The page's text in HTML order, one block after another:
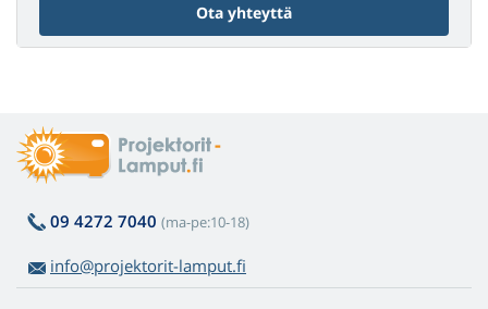
Ota yhteyttä
09 4272 7040 (ma-pe:10-18)
info@projektorit-lamput.fi